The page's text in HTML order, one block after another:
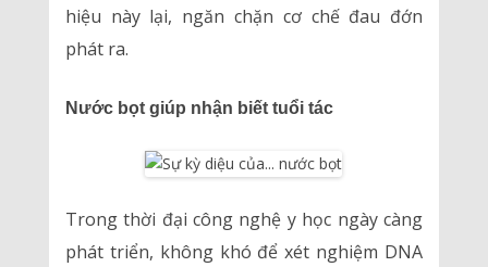
hiệu này lại, ngăn chặn cơ chế đau đớn
phát ra.
Nước bọt giúp nhận biết tuổi tác
Trong thời đại công nghệ y học ngày càng
phát triển, không khó để xét nghiệm DNA